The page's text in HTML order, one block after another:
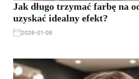
Jak długo trzymać farbę na
uzyskać idealny efekt?
2026-01-09